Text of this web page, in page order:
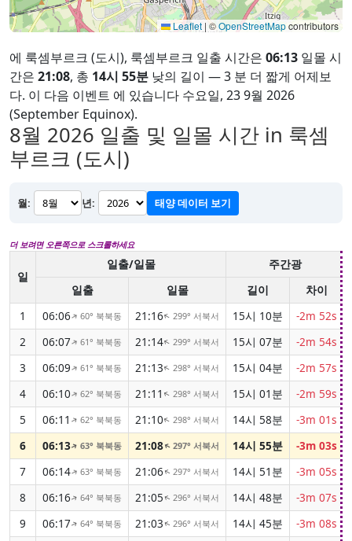
Leaflet | ©OpenStreetMapcontributors
에 룩셈부르크 (도시), 룩셈부르크 일출 시간은 06:13 일몰 시
간은 21:08, 총 14시 55분 낮의 길이 — 3 분 더 짧게 어제보
다. 이 다음 이벤트 에 있습니다 수요일, 23 9월 2026
(September Equinox).
8월 2026 일출 및 일몰 시간 in 룩셈
부르크 (도시)
월: 년: 태양 데이터 보기
더 보려면 오른쪽으로 스크롤하세요
일
일출/일몰 주간광
일출
일몰 길이
차이
1
06:06↑60° 북북동 21:16↑299° 서북서 15시 10분 -2m 52s
2
06:07↑61° 북북동 21:14↑299° 서북서 15시 07분 -2m 54s
3
06:09↑61° 북북동 21:13↑298° 서북서 15시 04분 -2m 57s
4
06:10↑62° 북북동 21:11 ↑298° 서북서 15시 01분 -2m 59s
5
06:11 ↑62° 북북동 21:10↑298° 서북서 14시 58분 -3m 01s
6
06:13↑63° 북북동 21:08↑297° 서북서 14시 55분 -3m 03s
7
06:14↑63° 북북동 21:06↑297° 서북서 14시 51분 -3m 05s
8
06:16↑64° 북북동 21:05↑296° 서북서 14시 48분 -3m 07s
9
06:17↑64° 북북동 21:03↑296° 서북서 14시 45분 -3m 08s